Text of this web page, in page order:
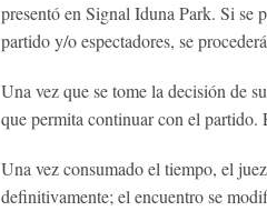
presentó en Signal Iduna Park. Si se
partido y/o espectadores, se
Una vez que se tome la decisión de
que permita continuar con el partido.
Una vez consumado el tiempo, el
definitivamente; el encuentro se